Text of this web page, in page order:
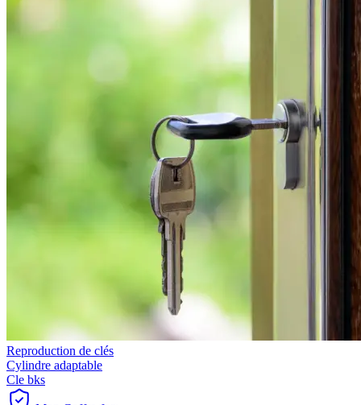
Reproduction de clés
Cylindre adaptable
Cle bks